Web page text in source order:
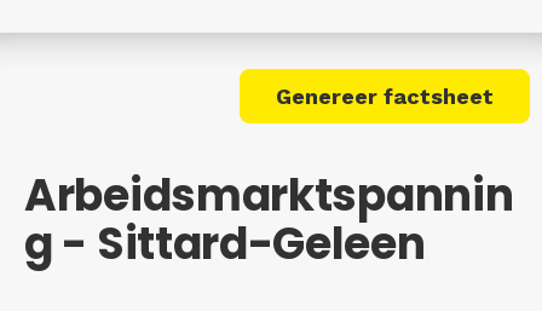
Genereer factsheet
Arbeidsmarktspannin
g - Sittard-Geleen